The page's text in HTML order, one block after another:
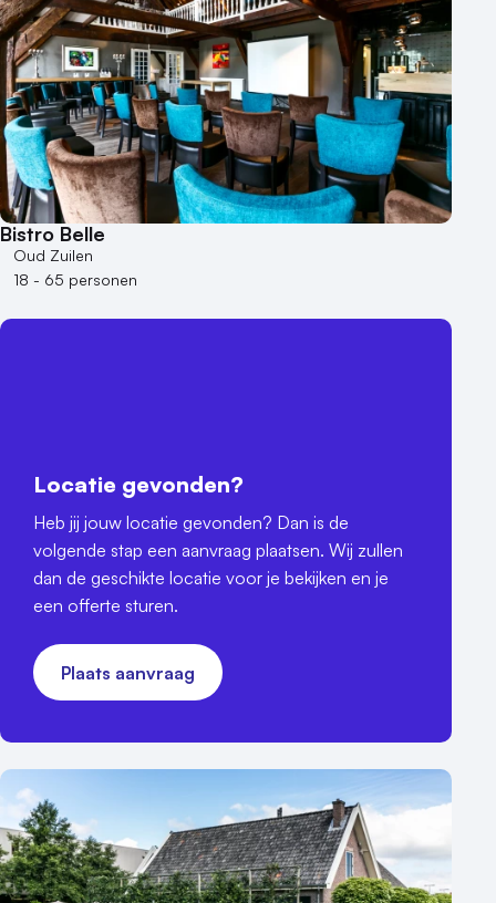
Bistro Belle
Oud Zuilen
18 - 65 personen
Locatie gevonden?
Heb jij jouw locatie gevonden? Dan is de
volgende stap een aanvraag plaatsen. Wij zullen
dan de geschikte locatie voor je bekijken en je
een offerte sturen.
Plaats aanvraag